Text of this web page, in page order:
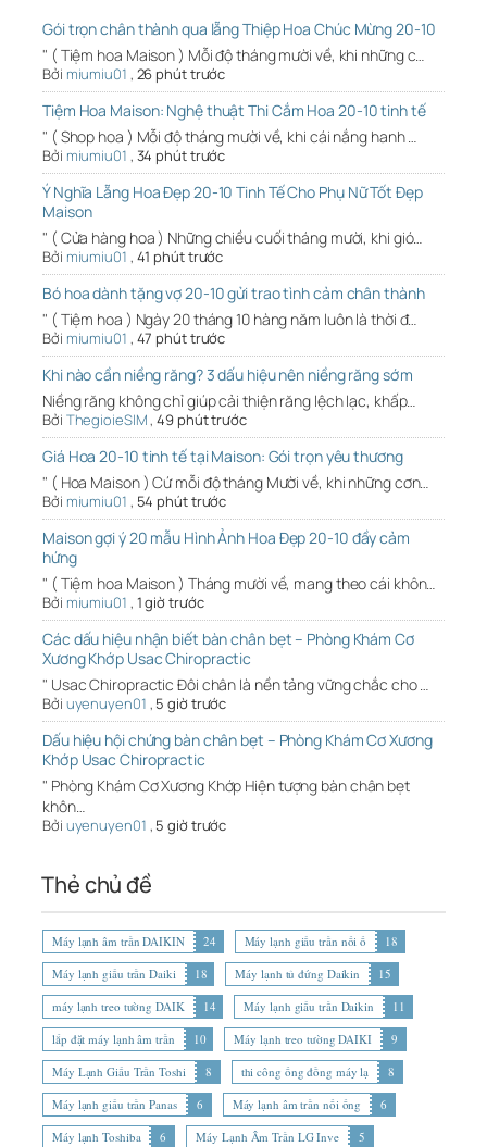
Gói trọn chân thành qua lẵng Thiệp Hoa Chúc Mừng 20-10
" ( Tiệm hoa Maison ) Mỗi độ tháng mười về, khi những c…
Bởi miumiu01 , 26 phút trước
Tiệm Hoa Maison: Nghệ thuật Thi Cắm Hoa 20-10 tinh tế
" ( Shop hoa ) Mỗi độ tháng mười về, khi cái nắng hanh …
Bởi miumiu01 , 34 phút trước
Ý Nghĩa Lẵng Hoa Đẹp 20-10 Tinh Tế Cho Phụ Nữ Tốt Đẹp
Maison
" ( Cửa hàng hoa ) Những chiều cuối tháng mười, khi gió…
Bởi miumiu01 , 41 phút trước
Bó hoa dành tặng vợ 20-10 gửi trao tình cảm chân thành
" ( Tiệm hoa ) Ngày 20 tháng 10 hàng năm luôn là thời đ…
Bởi miumiu01 , 47 phút trước
Khi nào cần niềng răng? 3 dấu hiệu nên niềng răng sớm
Niềng răng không chỉ giúp cải thiện răng lệch lạc, khấp…
Bởi ThegioieSIM,49 phút trước
Giá Hoa 20-10 tinh tế tại Maison: Gói trọn yêu thương
" ( Hoa Maison ) Cứ mỗi độ tháng Mười về, khi những cơn…
Bởi miumiu01 , 54 phút trước
Maison gợi ý 20 mẫu Hình Ảnh Hoa Đẹp 20-10 đầy cảm
hứng
" ( Tiệm hoa Maison ) Tháng mười về, mang theo cái khôn…
Bởi miumiu01 , 1 giờ trước
Các dấu hiệu nhận biết bàn chân bẹt – Phòng Khám Cơ
Xương Khớp Usac Chiropractic
" Usac Chiropractic Đôi chân là nền tảng vững chắc cho …
Bởi uyenuyen01 , 5 giờ trước
Dấu hiệu hội chứng bàn chân bẹt – Phòng Khám Cơ Xương
Khớp Usac Chiropractic
" Phòng Khám Cơ Xương Khớp Hiện tượng bàn chân bẹt
khôn…
Bởi uyenuyen01 , 5 giờ trước
Thẻ chủ đề
Máy lạnh âm trần DAIKIN 24 Máy lạnh giấu trần nối ố
18
Máy lạnh giấu trần Daiki
18 Máy lạnh tủ đứng Daikin
15
máy lạnh treo tường DAIK
14 Máy lạnh giấu trần Daikin
11
lắp đặt máy lạnh âm trần
10 Máy lạnh treo tường DAIKI
9
Máy Lạnh Giấu Trần Toshi
8 thi công ống đồng máy lạ
8
Máy lạnh giấu trần Panas
6 Máy lạnh âm trần nối ống
6
Máy lạnh Toshiba
6 Máy Lạnh Âm Trần LG Inve
5